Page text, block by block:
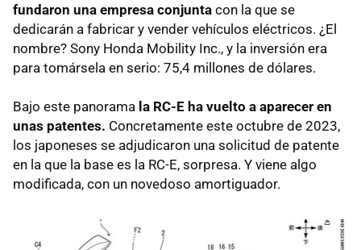
fundaron una empresa conjunta con la que se
dedicarán a fabricar y vender vehículos eléctricos. ¿El
nombre? Sony Honda Mobility Inc., y la inversión era
para tomársela en serio: 75,4 millones de dólares.
Bajo este panorama la RC-E ha vuelto a aparecer en
unas patentes. Concretamente este octubre de 2023,
los japoneses se adjudicaron una solicitud de patente
en la que la base es la RC-E, sorpresa. Y viene algo
modificada, con un novedoso amortiguador.